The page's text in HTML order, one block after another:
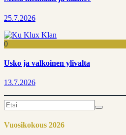
25.7.2026
0
Usko ja valkoinen ylivalta
13.7.2026
Search
for:
Vuosikokous 2026